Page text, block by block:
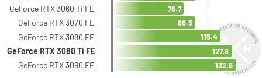
GeForce RTX 3060 Ti FE
GeForce RTX 3070 FE
GeForce RTX 3080 FE
GeForce RTX 3080 Ti FE
GeForce RTX 3090 FE
76.7
88.5
115.4
127.9
132.6